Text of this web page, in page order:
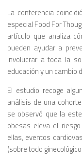
La conferencia
especial Food For
artículo que analiza
pueden ayudar a
involucrar a toda la
educación y un cambio
El estudio recoge
análisis de una
se observó que la
obesas eleva el
ellas, eventos
(sobre todo